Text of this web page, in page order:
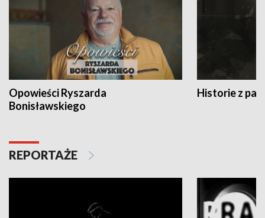
Opowieści Ryszarda
Bonisławskiego
Historie z
REPORTAŻE